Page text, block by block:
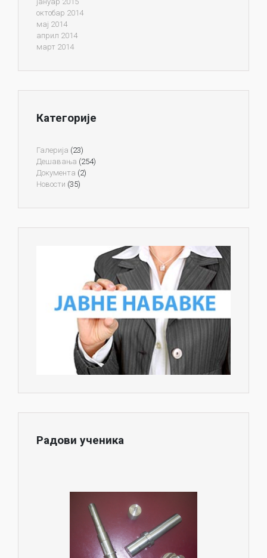
октобар 2014
мај 2014
април 2014
март 2014
Категорије
Галерија (23)
Дешавања (254)
Документа (2)
Новости (35)
Радови ученика